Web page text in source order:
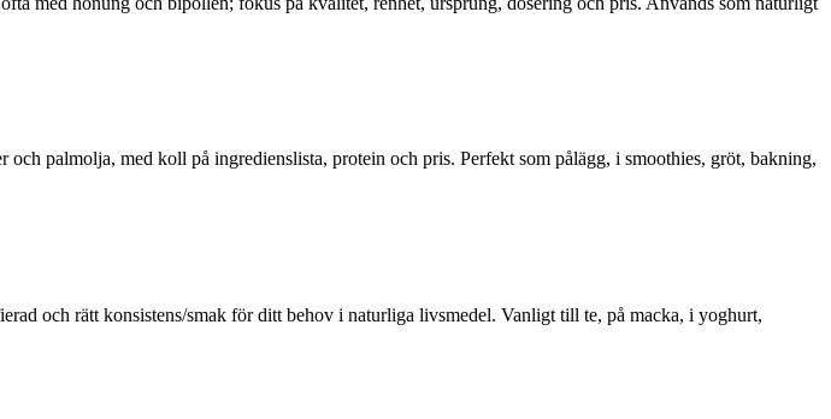
palmolja, med koll på ingredienslista, protein och pris. Perfekt som pålägg, i smoothies, gröt, bakning,
och rätt konsistens/smak för ditt behov i naturliga livsmedel. Vanligt till te, på macka, i yoghurt,